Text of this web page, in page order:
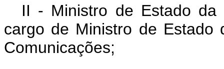
II - Ministro de Estado da
cargo de Ministro de Estado
Comunicações;